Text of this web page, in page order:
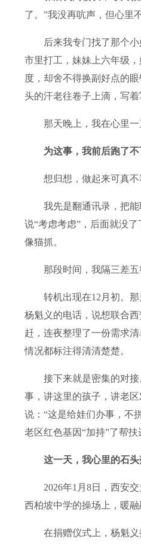
了。”我没再吭声，但心里
后来我专门找了那个小
市里打工，妹妹上六年级
度，却舍不得换副好点的
头的汗老往卷子上滴，写
那天晚上，我在心里一
为这事，我前后跑了不
想归想，做起来可真不
我先是翻通讯录，把能
说“考虑考虑”，后面就没
像猫抓。
那段时间，我隔三差五
转机出现在12月初。那
杨魁义的电话，说想联合
赶，连夜整理了一份需求
情况都标注得清清楚楚。
接下来就是密集的对接
事，讲这里的孩子，讲老
说：“这是给娃们办事，不
老区红色基因“加持”了帮
这一天，我心里的石头
2026年1月8日，西安交
西柏坡中学的操场上，暖融
在捐赠仪式上，杨魁义